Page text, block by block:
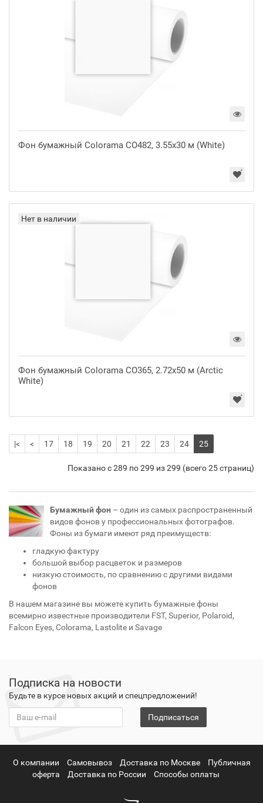
Фон бумажный Colorama CO482, 3.55x30 м (White)
Нет в наличии
Фон бумажный Colorama CO365, 2.72x50 м (Arctic
White)
|< < 17 18 19 20 21 22 23 24 25
Показано с 289 по 299 из 299 (всего 25 страниц)
Бумажный фон – один из самых распространенный
видов фонов у профессиональных фотографов.
Фоны из бумаги имеют ряд преимуществ:
гладкую фактуру
большой выбор расцветок и размеров
низкую стоимость, по сравнению с другими видами
фонов
В нашем магазине вы можете купить бумажные фоны
всемирно известные производители FST, Superior, Polaroid,
Falcon Eyes, Colorama, Lastolite и Savage
Подписка на новости
Будьте в курсе новых акций и спецпредложений!
Подписаться
О компании Самовывоз Доставка по Москве
Публичная
оферта
Доставка по России Способы оплаты